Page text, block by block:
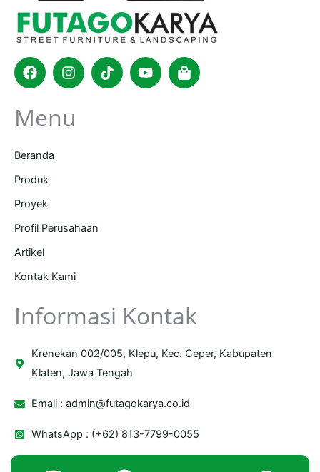
FacebookInstagram
TiktokYoutubeShopping-
bag
Menu
Beranda
Produk
Proyek
Profil Perusahaan
Artikel
Kontak Kami
Informasi Kontak
Krenekan 002/005, Klepu, Kec. Ceper, Kabupaten
Klaten, Jawa Tengah
Email :admin@futagokarya.co.id
WhatsApp : (+62) 813-7799-0055